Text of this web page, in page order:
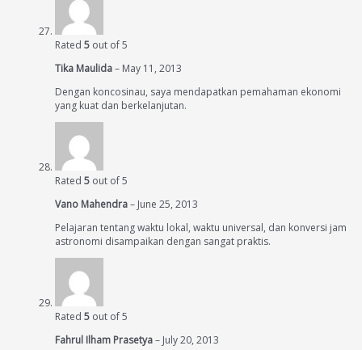
Rated 5 out of 5
Tika Maulida– May 11, 2013
Dengan koncosinau, saya mendapatkan pemahaman ekonomi
yang kuat dan berkelanjutan.
Rated 5 out of 5
Vano Mahendra– June 25, 2013
Pelajaran tentang waktu lokal, waktu universal, dan konversi jam
astronomi disampaikan dengan sangat praktis.
Rated 5 out of 5
Fahrul Ilham Prasetya– July 20, 2013